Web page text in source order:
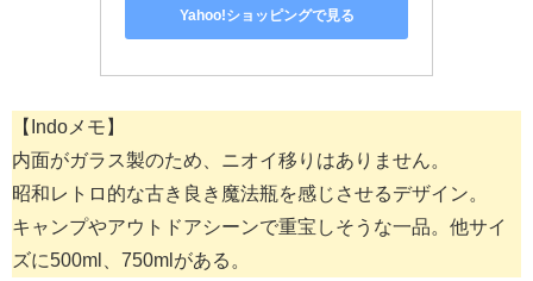
Yahoo!ショッピングで見る
【Indoメモ】
内面がガラス製のため、ニオイ移りはありません。
昭和レトロ的な古き良き魔法瓶を感じさせるデザイン。
キャンプやアウトドアシーンで重宝しそうな一品。他サイ
ズに500ml、750mlがある。